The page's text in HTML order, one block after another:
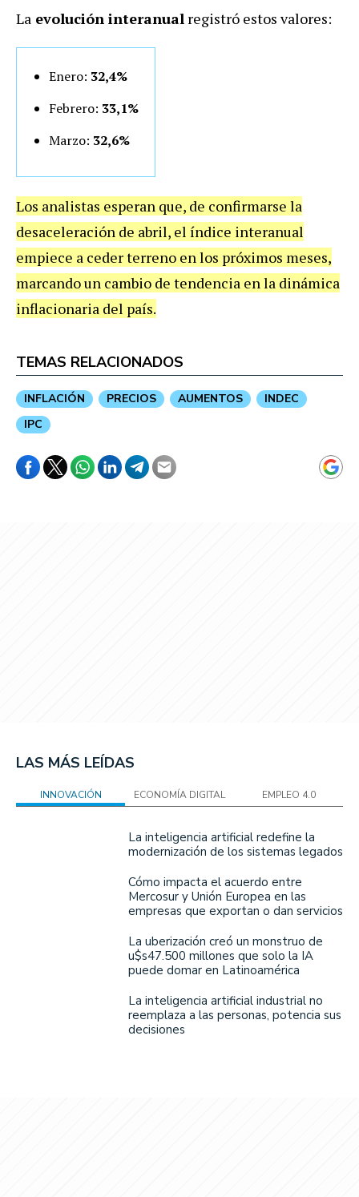
La evolución interanual registró estos valores:
Enero: 32,4%
Febrero: 33,1%
Marzo: 32,6%
Los analistas esperan que, de confirmarse la
desaceleración de abril, el índice interanual
empiece a ceder terreno en los próximos meses,
marcando un cambio de tendencia en la dinámica
inflacionaria del país.
TEMAS RELACIONADOS
INFLACIÓN PRECIOS AUMENTOS
INDEC
IPC
LAS MÁS LEÍDAS
INNOVACIÓN ECONOMÍA DIGITAL EMPLEO 4.0
La inteligencia artificial redefine la
modernización de los sistemas legados
Cómo impacta el acuerdo entre
Mercosur y Unión Europea en las
empresas que exportan o dan servicios
La uberización creó un monstruo de
u$s47.500 millones que solo la IA
puede domar en Latinoamérica
La inteligencia artificial industrial no
reemplaza a las personas, potencia sus
decisiones